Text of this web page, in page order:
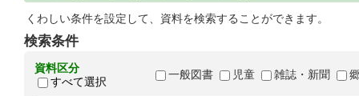
くわしい条件を設定して、資料を検索することができます。
検索条件
資料区分
すべて選択
一般図書 児童 雑誌・新聞